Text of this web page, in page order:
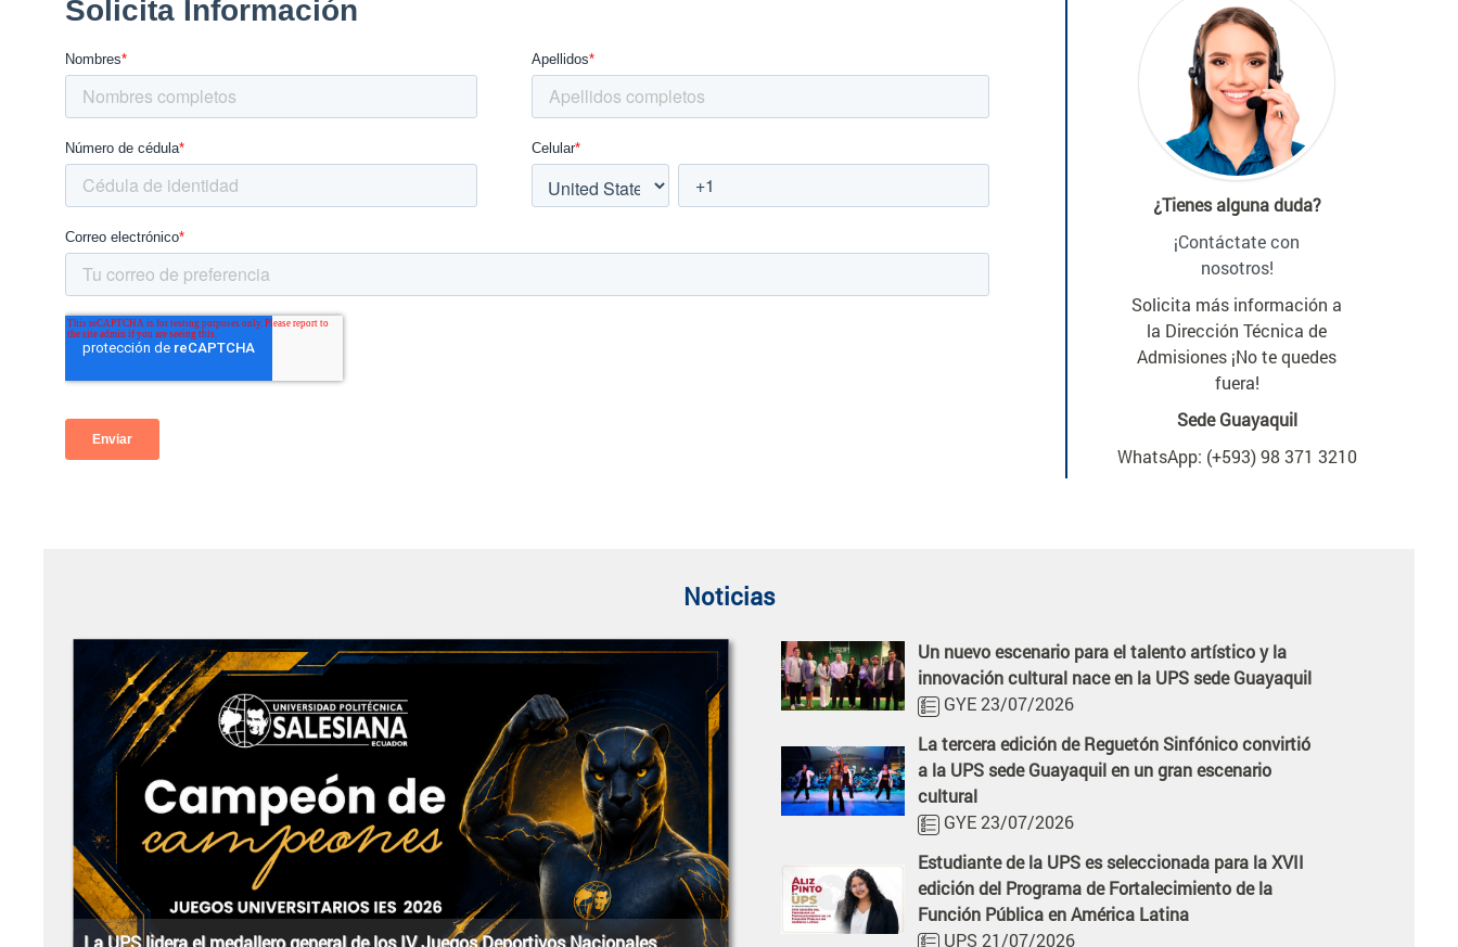
¿Tienes alguna duda?
¡Contáctate con
nosotros!
Solicita más información a
la Dirección Técnica de
Admisiones ¡No te quedes
fuera!
Sede Guayaquil
WhatsApp: (+593) 98 371 3210
Noticias
La UPS lidera el medallero general de los IV Juegos Deportivos Nacionales
Abrir noticia
Un nuevo escenario para el talento artístico y la
innovación cultural nace en la UPS sede Guayaquil
GYE 23/07/2026
Abrir noticia
La tercera edición de Reguetón Sinfónico convirtió
a la UPS sede Guayaquil en un gran escenario
cultural
GYE 23/07/2026
Abrir noticia
Estudiante de la UPS es seleccionada para la XVII
edición del Programa de Fortalecimiento de la
Función Pública en América Latina
UPS 21/07/2026